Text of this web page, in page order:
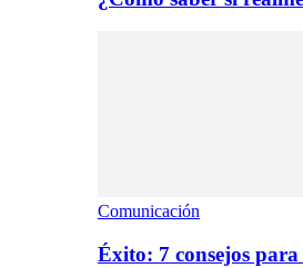
Comunicación
Éxito: 7 consejos